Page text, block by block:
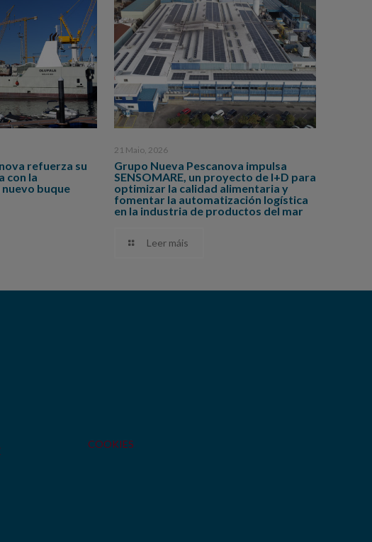
refuerza su
con la
buque
21 Maio, 2026
Grupo Nueva Pescanova impulsa
SENSOMARE, un proyecto de I+D para
optimizar la calidad alimentaria y
fomentar la automatización logística
en la industria de productos del mar
Leer máis
COOKIES